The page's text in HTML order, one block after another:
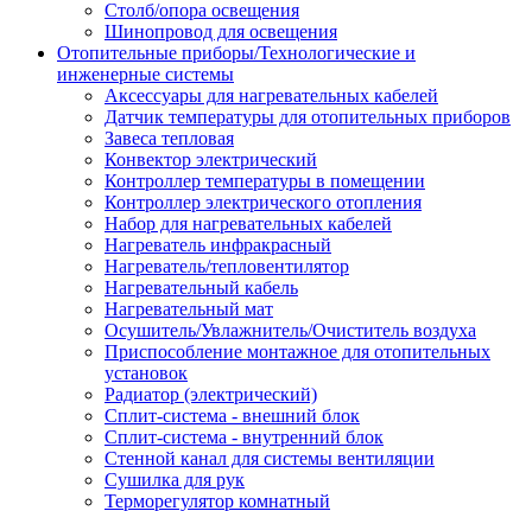
Столб/опора освещения
Шинопровод для освещения
Отопительные приборы/Технологические и
инженерные системы
Аксессуары для нагревательных кабелей
Датчик температуры для отопительных приборов
Завеса тепловая
Конвектор электрический
Контроллер температуры в помещении
Контроллер электрического отопления
Набор для нагревательных кабелей
Нагреватель инфракрасный
Нагреватель/тепловентилятор
Нагревательный кабель
Нагревательный мат
Осушитель/Увлажнитель/Очиститель воздуха
Приспособление монтажное для отопительных
установок
Радиатор (электрический)
Сплит-система - внешний блок
Сплит-система - внутренний блок
Стенной канал для системы вентиляции
Сушилка для рук
Терморегулятор комнатный